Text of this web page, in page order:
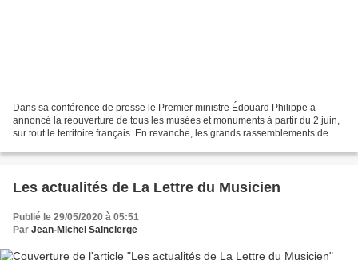
Dans sa conférence de presse le Premier ministre Édouard Philippe a
annoncé la réouverture de tous les musées et monuments à partir du 2 juin,
sur tout le territoire français. En revanche, les grands rassemblements de
Les actualités de La Lettre du Musicien
Publié le 29/05/2020 à 05:51
Par Jean-Michel Saincierge